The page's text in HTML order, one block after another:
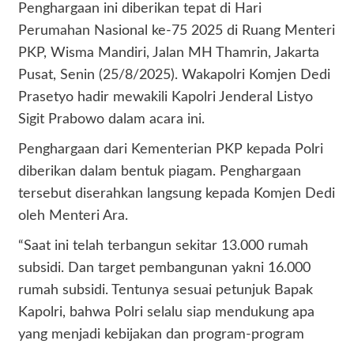
Penghargaan ini diberikan tepat di Hari
Perumahan Nasional ke-75 2025 di Ruang Menteri
PKP, Wisma Mandiri, Jalan MH Thamrin, Jakarta
Pusat, Senin (25/8/2025). Wakapolri Komjen Dedi
Prasetyo hadir mewakili Kapolri Jenderal Listyo
Sigit Prabowo dalam acara ini.
Penghargaan dari Kementerian PKP kepada Polri
diberikan dalam bentuk piagam. Penghargaan
tersebut diserahkan langsung kepada Komjen Dedi
oleh Menteri Ara.
“Saat ini telah terbangun sekitar 13.000 rumah
subsidi. Dan target pembangunan yakni 16.000
rumah subsidi. Tentunya sesuai petunjuk Bapak
Kapolri, bahwa Polri selalu siap mendukung apa
yang menjadi kebijakan dan program-program